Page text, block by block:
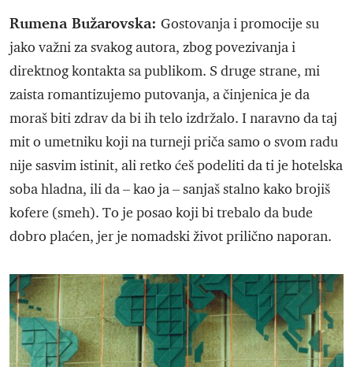
Rumena Bužarovska: Gostovanja i promocije su
jako važni za svakog autora, zbog povezivanja i
direktnog kontakta sa publikom. S druge strane, mi
zaista romantizujemo putovanja, a činjenica je da
moraš biti zdrav da bi ih telo izdržalo. I naravno da taj
mit o umetniku koji na turneji priča samo o svom radu
nije sasvim istinit, ali retko ćeš podeliti da ti je hotelska
soba hladna, ili da – kao ja – sanjaš stalno kako brojiš
kofere (smeh). To je posao koji bi trebalo da bude
dobro plaćen, jer je nomadski život prilično naporan.